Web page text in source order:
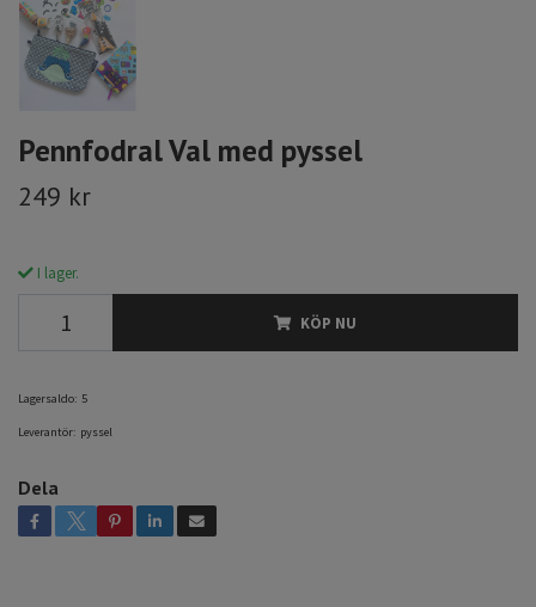
Pennfodral Val med pyssel
249 kr
I lager.
KÖP NU
Lagersaldo: 5
Leverantör: pyssel
Dela